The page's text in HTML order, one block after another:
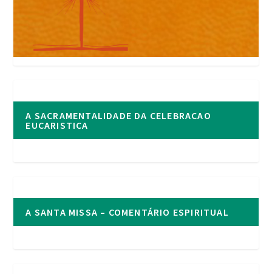
A SACRAMENTALIDADE DA CELEBRACAO
EUCARISTICA
A SANTA MISSA – COMENTÁRIO ESPIRITUAL